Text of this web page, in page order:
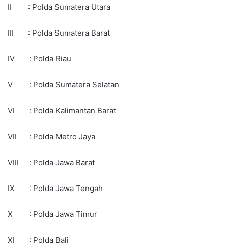
II : Polda Sumatera Utara
III : Polda Sumatera Barat
IV : Polda Riau
V : Polda Sumatera Selatan
VI : Polda Kalimantan Barat
VII : Polda Metro Jaya
VIII : Polda Jawa Barat
IX : Polda Jawa Tengah
X : Polda Jawa Timur
XI : Polda Bali